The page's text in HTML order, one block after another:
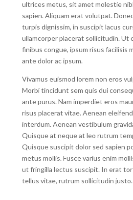
ultrices metus, sit amet molestie
sapien. Aliquam erat volutpat.
turpis dignissim, in suscipit lacus
ullamcorper placerat sollicitudin. Ut
finibus congue, ipsum risus facilisis
ante dolor ac ipsum.
Vivamus euismod lorem non eros
Morbi tincidunt sem quis dui
ante purus. Nam imperdiet eros
risus placerat vitae. Aenean
interdum. Aenean vestibulum
Quisque at neque at leo rutrum
Quisque suscipit dolor sed sapien
metus mollis. Fusce varius enim
ut fringilla lectus suscipit. In erat
tellus vitae, rutrum sollicitudin justo.